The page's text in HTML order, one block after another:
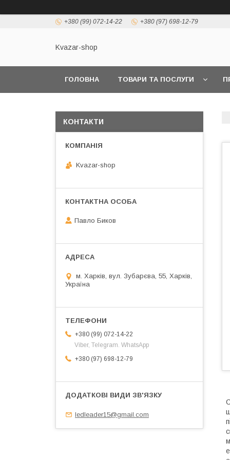
+380 (99) 072-14-22 +380 (97) 698-12-79
Kvazar-shop
ГОЛОВНА ТОВАРИ ТА ПОСЛУГИ
КОНТАКТИ
Kvazar-shop
Павло Биков
м. Харків, вул. Зубарєва, 55, Харків,
Україна
+380 (99) 072-14-22
Viber, Telegram. WhatsApp
+380 (97) 698-12-79
ledleader15@gmail.com